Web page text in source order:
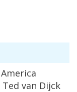
America
Ted van Dijck